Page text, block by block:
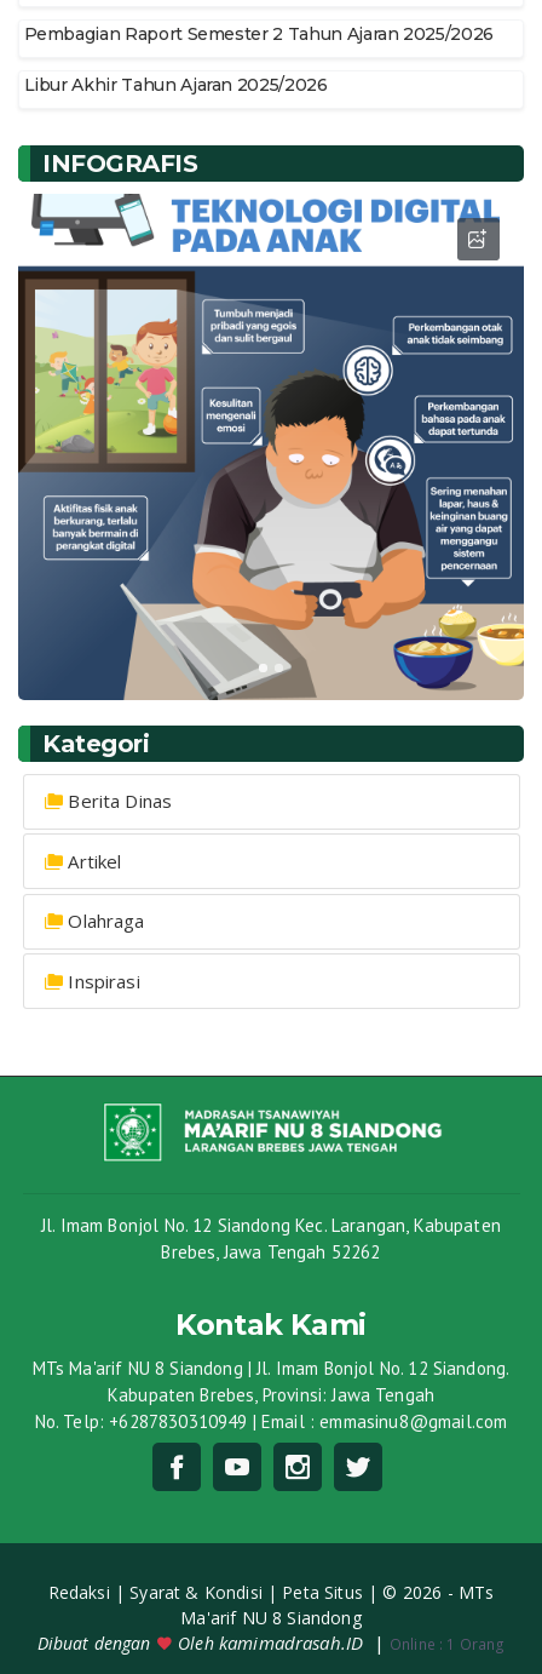
Pembagian Raport Semester 2 Tahun Ajaran 2025/2026
Libur Akhir Tahun Ajaran 2025/2026
INFOGRAFIS
Kategori
Berita Dinas
Artikel
Olahraga
Inspirasi
Jl. Imam Bonjol No. 12 Siandong Kec. Larangan, Kabupaten
Brebes, Jawa Tengah 52262
Kontak Kami
MTs Ma'arif NU 8 Siandong | Jl. Imam Bonjol No. 12 Siandong.
Kabupaten Brebes, Provinsi: Jawa Tengah
No. Telp: +6287830310949 | Email : emmasinu8@gmail.com
Redaksi |Syarat & Kondisi | Peta Situs |© 2026 - MTs
Ma'arif NU 8 Siandong
Dibuat dengan
Oleh kamimadrasah.ID | Online : 1 Orang